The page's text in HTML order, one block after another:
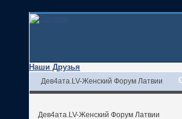
Наши Друзья
Дев4ата.LV-Женский Форум Латвии
Дев4ата.LV-Женский Форум Латвии